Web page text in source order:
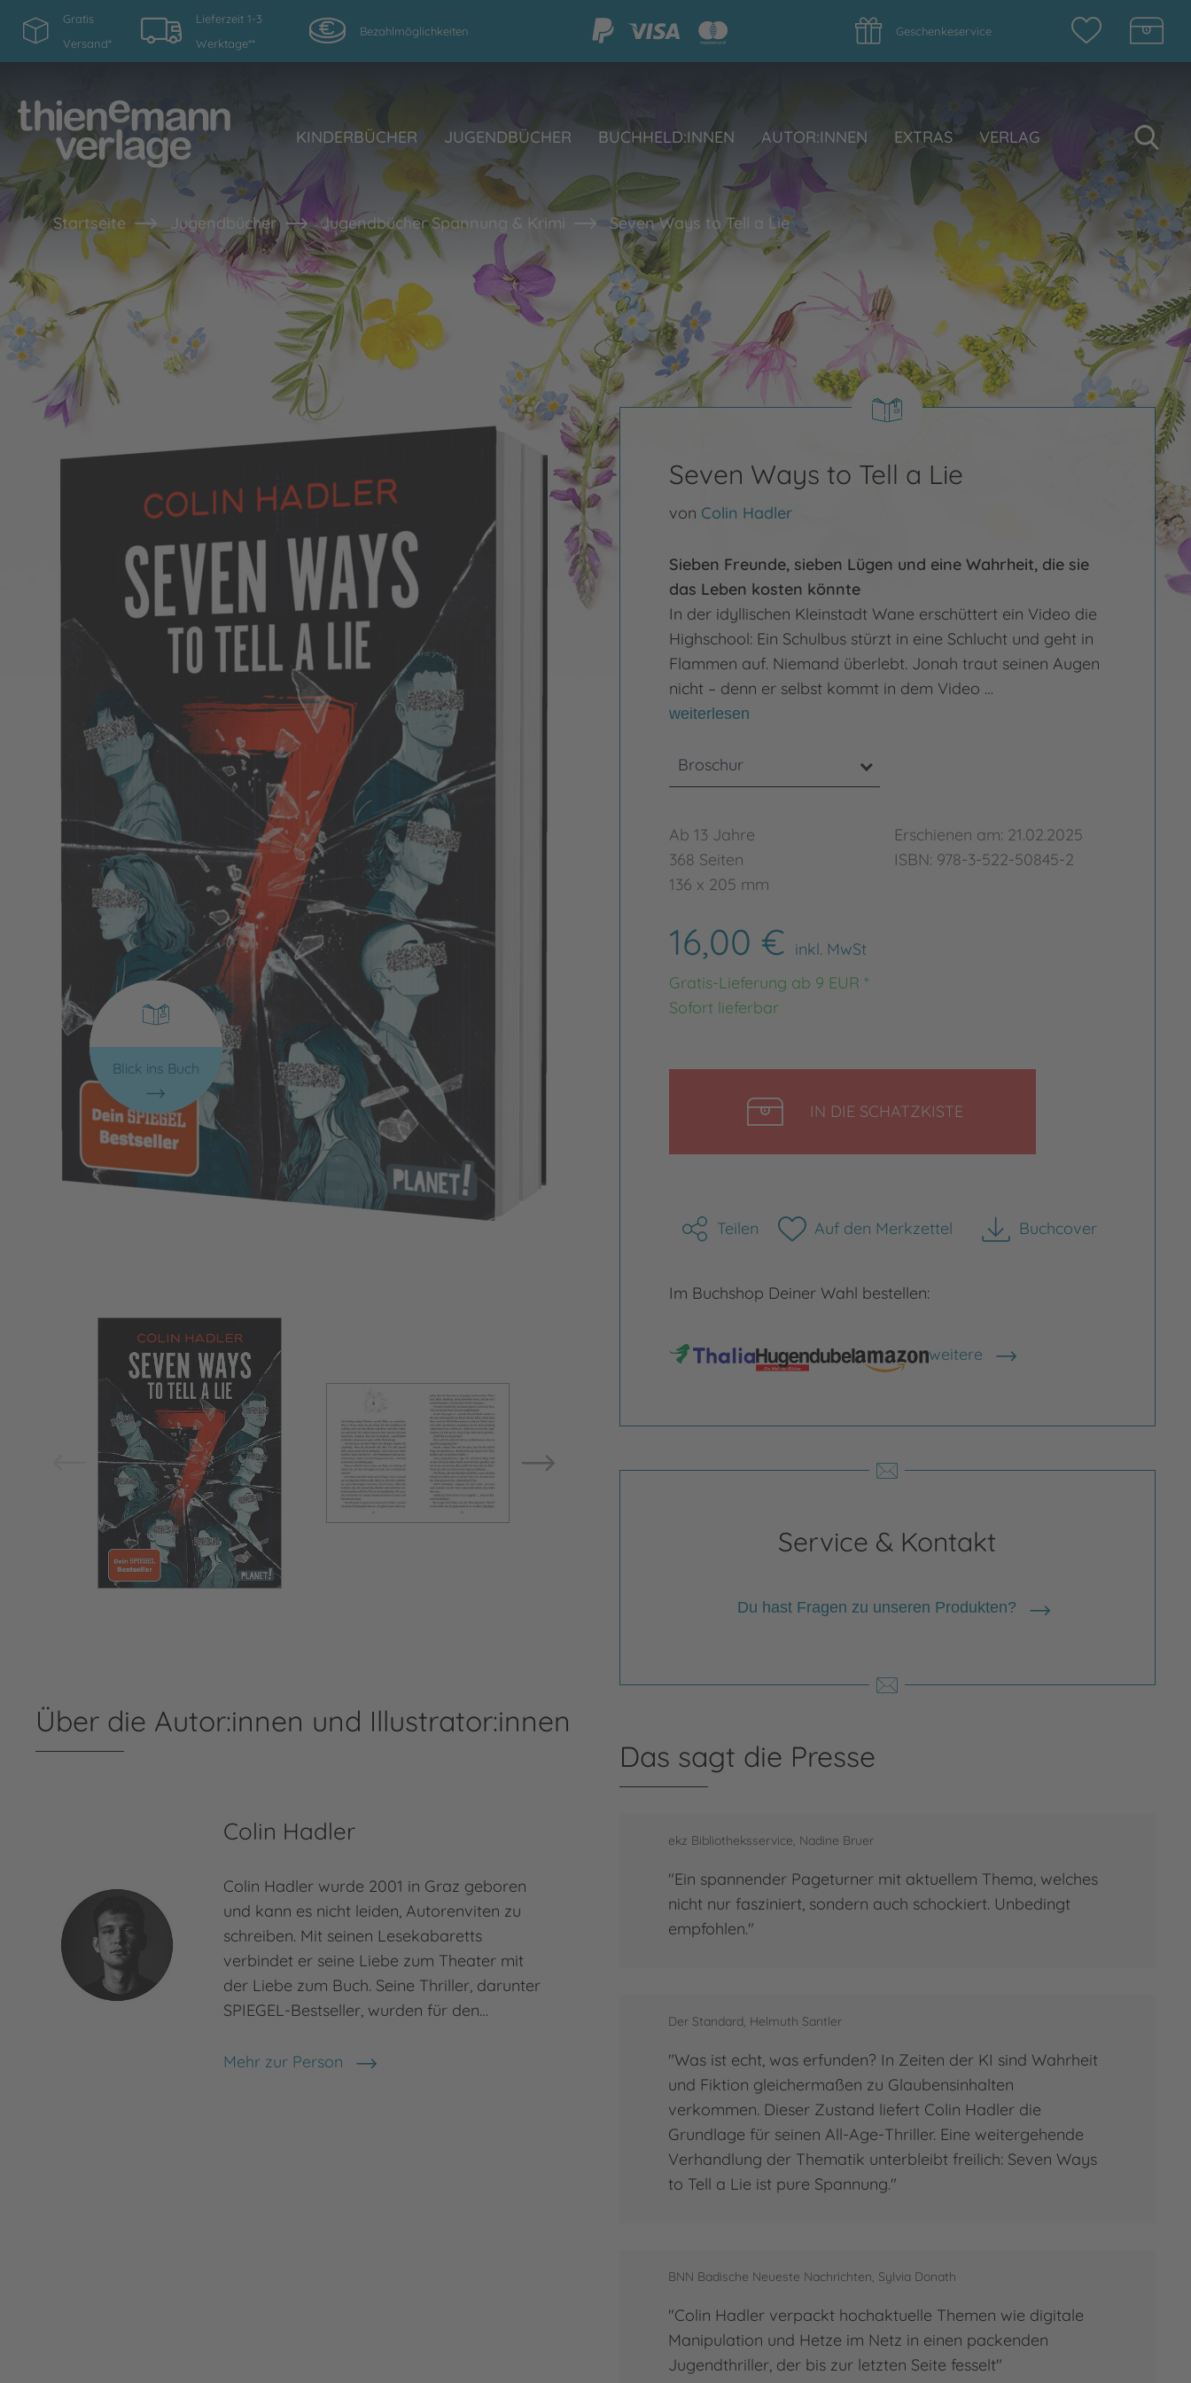
Gratis
Versand*
Lieferzeit 1-3
Werktage**
Bezahlmöglichkeiten Geschenkeservice
KINDERBÜCHER JUGENDBÜCHER BUCHHELD:INNEN AUTOR:INNEN EXTRAS VERLAG
Startseite Jugendbücher Jugendbücher Spannung & Krimi Seven Ways to Tell a Lie
Blick ins Buch
Seven Ways to Tell a Lie
von Colin Hadler
Sieben Freunde, sieben Lügen und eine Wahrheit, die sie
das Leben kosten könnte
In der idyllischen Kleinstadt Wane erschüttert ein Video die
Highschool: Ein Schulbus stürzt in eine Schlucht und geht in
Flammen auf. Niemand überlebt. Jonah traut seinen Augen
nicht – denn er selbst kommt in dem Video …
weiterlesen
Broschur
Ab 13 Jahre
368 Seiten
136 x 205 mm
Erschienen am: 21.02.2025
ISBN: 978-3-522-50845-2
16,00 € inkl. MwSt
Gratis-Lieferung ab 9 EUR *
Sofort lieferbar
IN DIE SCHATZKISTE
Teilen Auf den Merkzettel Buchcover
herunterladen
Im Buchshop Deiner Wahl bestellen:
weitere
Shops anzeigen
Service & Kontakt
Du hast Fragen zu unseren Produkten?
Über die Autor:innen und Illustrator:innen
Colin Hadler
Colin Hadler wurde 2001 in Graz geboren
und kann es nicht leiden, Autorenviten zu
schreiben. Mit seinen Lesekabaretts
verbindet er seine Liebe zum Theater mit
der Liebe zum Buch. Seine Thriller, darunter
SPIEGEL-Bestseller, wurden für den…
Mehr zur Person
Colin Hadler
Das sagt die Presse
ekz Bibliotheksservice, Nadine Bruer
"Ein spannender Pageturner mit aktuellem Thema, welches
nicht nur fasziniert, sondern auch schockiert. Unbedingt
empfohlen."
Der Standard, Helmuth Santler
"Was ist echt, was erfunden? In Zeiten der KI sind Wahrheit
und Fiktion gleichermaßen zu Glaubensinhalten
verkommen. Dieser Zustand liefert Colin Hadler die
Grundlage für seinen All-Age-Thriller. Eine weitergehende
Verhandlung der Thematik unterbleibt freilich: Seven Ways
to Tell a Lie ist pure Spannung."
BNN Badische Neueste Nachrichten, Sylvia Donath
"Colin Hadler verpackt hochaktuelle Themen wie digitale
Manipulation und Hetze im Netz in einen packenden
Jugendthriller, der bis zur letzten Seite fesselt"